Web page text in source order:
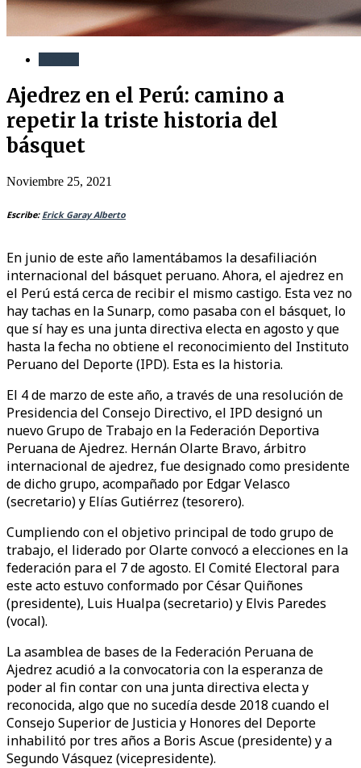
Ajedrez en el Perú: camino a
repetir la triste historia del
básquet
Noviembre 25, 2021
Escribe: Erick Garay Alberto
En junio de este año lamentábamos la desafiliación
internacional del básquet peruano. Ahora, el ajedrez en
el Perú está cerca de recibir el mismo castigo. Esta vez no
hay tachas en la Sunarp, como pasaba con el básquet, lo
que sí hay es una junta directiva electa en agosto y que
hasta la fecha no obtiene el reconocimiento del Instituto
Peruano del Deporte (IPD). Esta es la historia.
El 4 de marzo de este año, a través de una resolución de
Presidencia del Consejo Directivo, el IPD designó un
nuevo Grupo de Trabajo en la Federación Deportiva
Peruana de Ajedrez. Hernán Olarte Bravo, árbitro
internacional de ajedrez, fue designado como presidente
de dicho grupo, acompañado por Edgar Velasco
(secretario) y Elías Gutiérrez (tesorero).
Cumpliendo con el objetivo principal de todo grupo de
trabajo, el liderado por Olarte convocó a elecciones en la
federación para el 7 de agosto. El Comité Electoral para
este acto estuvo conformado por César Quiñones
(presidente), Luis Hualpa (secretario) y Elvis Paredes
(vocal).
La asamblea de bases de la Federación Peruana de
Ajedrez acudió a la convocatoria con la esperanza de
poder al fin contar con una junta directiva electa y
reconocida, algo que no sucedía desde 2018 cuando el
Consejo Superior de Justicia y Honores del Deporte
inhabilitó por tres años a Boris Ascue (presidente) y a
Segundo Vásquez (vicepresidente).